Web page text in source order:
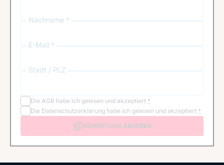
Nachname *
E-Mail *
Stadt / PLZ
Die AGB habe ich gelesen und akzeptiert *
Die Datenschutzerklärung habe ich gelesen und akzeptiert *
BEWERTUNG ABGEBEN